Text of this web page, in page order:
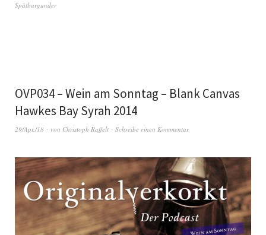
Spätburgunder
OVP034 – Wein am Sonntag – Blank Canvas
Hawkes Bay Syrah 2014
29/Apr./18 von Christoph Raffelt Schreibe einen Kommentar